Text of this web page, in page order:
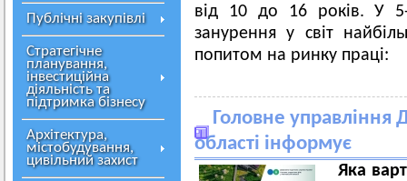
Публічні закупівлі
Стратегічне
планування,
інвестиційна
діяльність та
підтримка бізнесу
Архітектура,
містобудування,
цивільний захист
від 10 до 16 років. У
занурення у світ
попитом на ринку праці:
Головне управління
області інформує
Яка